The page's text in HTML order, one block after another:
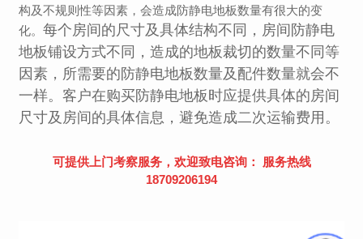
构及不规则性等因素，会造成防静电地板数量有很大的变
化。每个房间的尺寸及具体结构不同，房间防静电
地板铺设方式不同，造成的地板裁切的数量不同等
因素， 所需要的防静电地板数量及配件数量就会不
一样。客户在购买防静电地板时应提供具体的房间
尺寸及房间的具体信息，避免造成二次运输费用。
可提供上门考察服务，欢迎致电咨询：
服务热线
18709206194